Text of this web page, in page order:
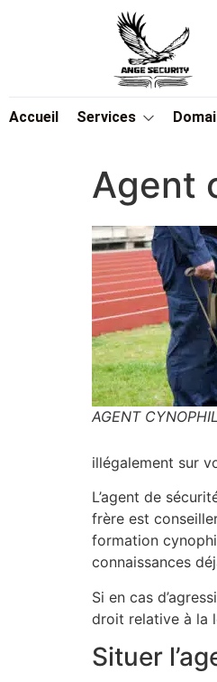
Accueil Services
Agent
AGENT
illégalement sur
L’agent de
frère est
formation
connaissances
Si en cas
droit relative à la
Situer